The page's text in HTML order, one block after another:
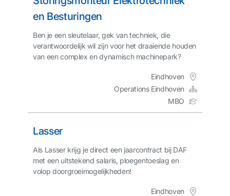
en Besturingen
Ben je een sleutelaar, gek van techniek, die
verantwoordelijk wil zijn voor het draaiende houden
van een complex en dynamisch machinepark?
Eindhoven
Operations Eindhoven
MBO
Lasser
Als Lasser krijg je direct een jaarcontract bij DAF
met een uitstekend salaris, ploegentoeslag en
volop doorgroeimogelijkheden!
Eindhoven